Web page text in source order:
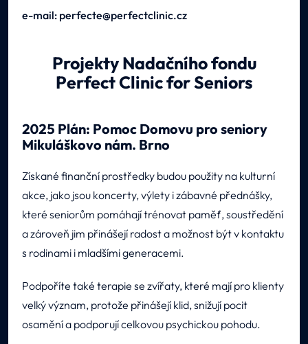
e-mail: perfecte@perfectclinic.cz
Projekty Nadačního fondu
Perfect Clinic for Seniors
2025 Plán: Pomoc Domovu pro seniory
Mikuláškovo nám. Brno
Získané finanční prostředky budou použity na kulturní
akce, jako jsou koncerty, výlety i zábavné přednášky,
které seniorům pomáhají trénovat paměť, soustředění
a zároveň jim přinášejí radost a možnost být v kontaktu
s rodinami i mladšími generacemi.
Podpoříte také terapie se zvířaty, které mají pro klienty
velký význam, protože přinášejí klid, snižují pocit
osamění a podporují celkovou psychickou pohodu.